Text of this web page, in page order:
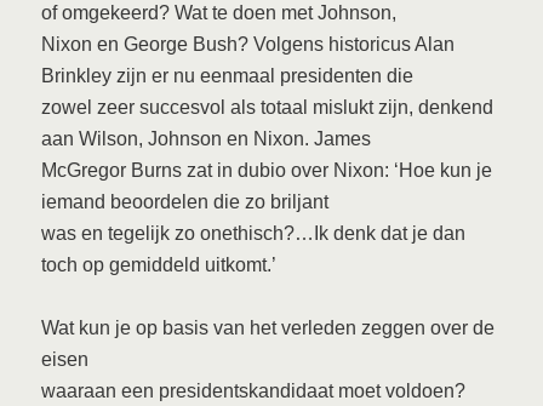
of omgekeerd? Wat te doen met Johnson,
Nixon en George Bush? Volgens historicus Alan
Brinkley zijn er nu eenmaal presidenten die
zowel zeer succesvol als totaal mislukt zijn, denkend
aan Wilson, Johnson en Nixon. James
McGregor Burns zat in dubio over Nixon: ‘Hoe kun je
iemand beoordelen die zo briljant
was en tegelijk zo onethisch?…Ik denk dat je dan
toch op gemiddeld uitkomt.’
Wat kun je op basis van het verleden zeggen over de
eisen
waaraan een presidentskandidaat moet voldoen?